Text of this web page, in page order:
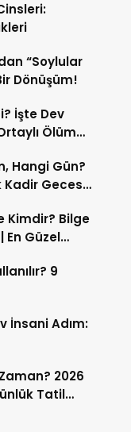
“Soylular
Dönüşüm!
İşte Dev
Ölüm
Hangi Gün?
Kadir Gecesi
Kimdir? Bilge
En Güzel
9
İnsani Adım:
2026
Tatil